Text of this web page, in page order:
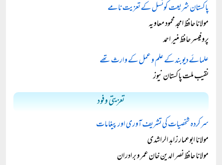
پاکستان شریعت کونسل کے تعزیت نامے
مولانا حافظ امجد محمود معاویہ
پروفیسر حافظ منیر احمد
علمائے دیوبند کے علم و عمل کے وارث تھے
نقیب ملت پاکستان نیوز
تعزیتی وفود
سرکردہ شخصیات کی تشریف آوری اور پیغامات
مولانا ابوعمار زاہد الراشدی
مولانا حافظ نصر الدین خان عمر و برادران